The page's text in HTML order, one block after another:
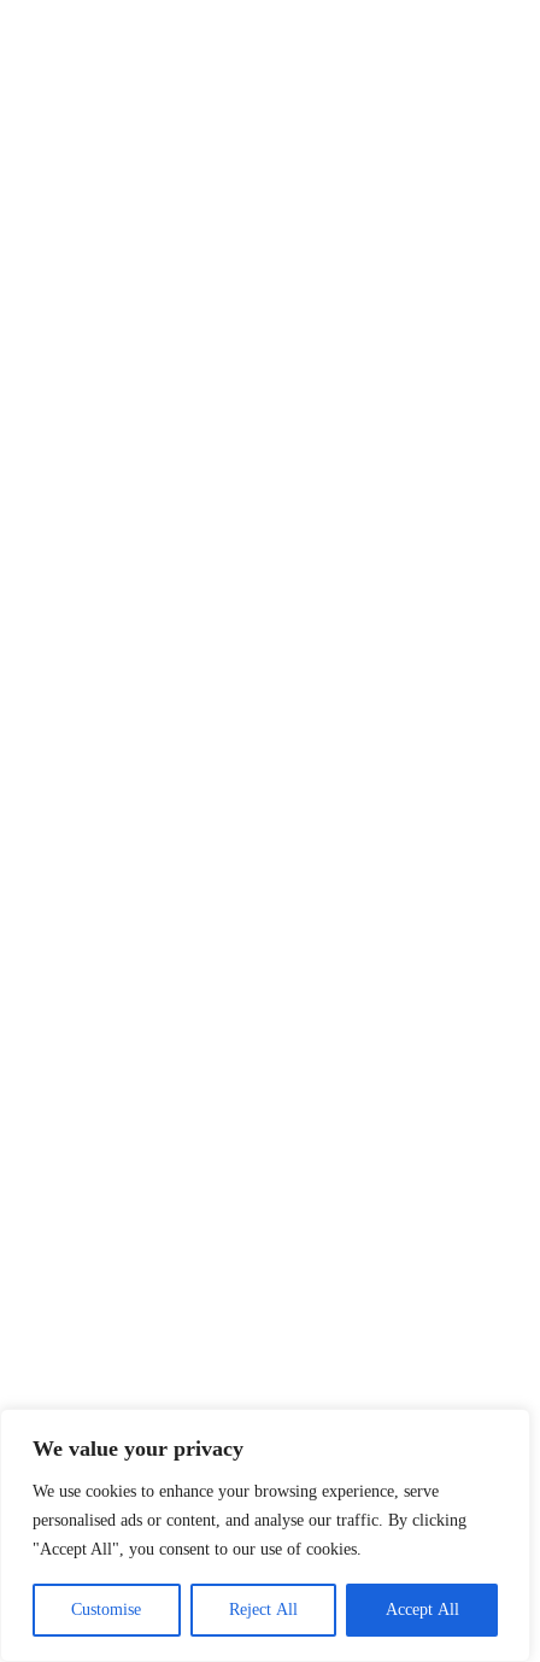
We value your privacy
We use cookies to enhance your browsing experience, serve
personalised ads or content, and analyse our traffic. By clicking
"Accept All", you consent to our use of cookies.
Customise Reject All Accept All